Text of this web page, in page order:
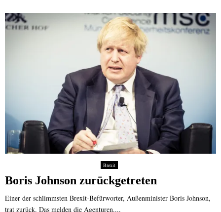
Brexit
Boris Johnson zurückgetreten
Einer der schlimmsten Brexit-Befürworter, Außenminister Boris Johnson,
trat zurück. Das melden die Agenturen....